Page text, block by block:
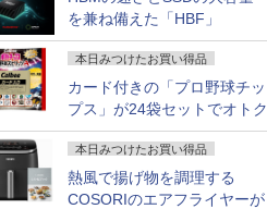
を兼ね備えた「HBF」
本日みつけたお買い得品
カード付きの「プロ野球チッ
プス」が24袋セットでオトク
本日みつけたお買い得品
熱風で揚げ物を調理する
COSORIのエアフライヤーが